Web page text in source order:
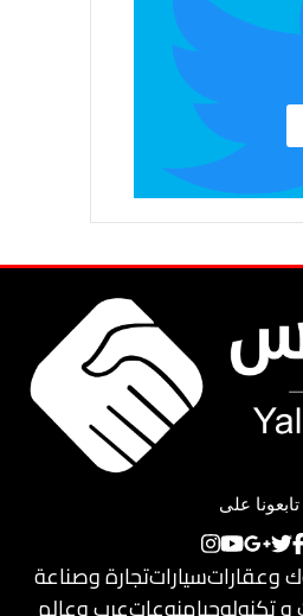
تابعونا على
وعقاراتسياراتتجارة وصناعة
و تكنولوجيامنوعاتعرب وعالم